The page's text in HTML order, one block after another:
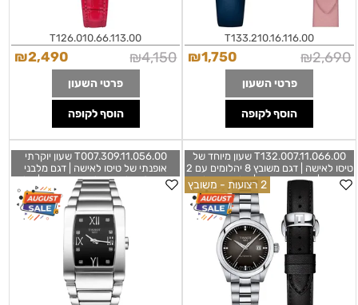
T133.210.16.116.00
₪2,690
₪1,750
פרטי השעון
הוסף לקופה
T126.010.66.113.00
₪4,150
₪2,490
פרטי השעון
הוסף לקופה
T132.007.11.066.00 שעון מיוחד של
טיסו לאישה | דגם משובץ 8 יהלומים עם 2
רצועות | מנגנון אוטמטי | מלאי מוגבל עם
שנתיים אחריות | Tissot T-My Lady
Automatic Diamond
T1320071106600
2 רצועות - משובץ
T007.309.11.056.00 שעון יוקרתי
אופנתי של טיסו לאישה | דגם מלבני
משובץ 8 יהלומים בלוח רומי שחור | מלאי
מוגבל | שנתיים אחריות |
T0073091105600 Tissot Generosi-
T Ladies Diamond Dial